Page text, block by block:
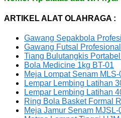
ARTIKEL ALAT OLAHRAGA :
Gawang Sepakbola
Gawang Futsal
Tiang Bulutangkis
Bola Medicine 1kg BT-01
Meja Lompat Senam MLS-
Lempar Lembing Latihan
Lempar Lembing Latihan
Ring Bola Basket Formal
Meja Jamur Senam MJSL-